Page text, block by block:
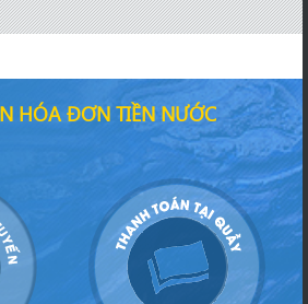
HÓA ĐƠN TIỀN NƯỚC